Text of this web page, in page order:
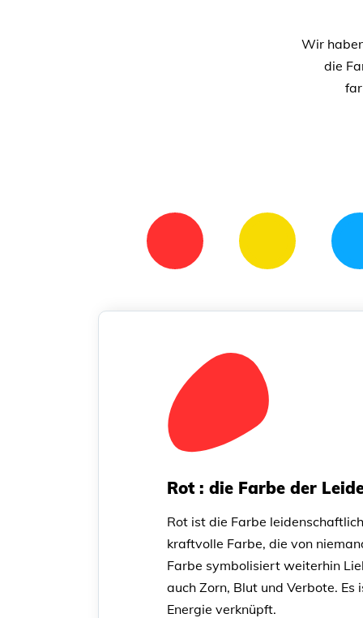
Wir
die
Rot : die Farbe der
Rot ist die Farbe
kraftvolle Farbe, die von
Farbe symbolisiert weiterhin
auch Zorn, Blut und Verbote.
Energie verknüpft.